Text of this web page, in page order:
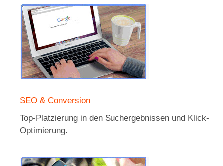
SEO & Conversion
Top-Platzierung in den Suchergebnissen und Klick-
Optimierung.